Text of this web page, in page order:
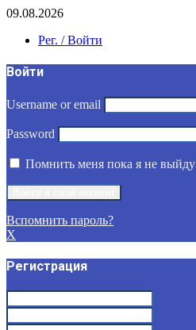
09.08.2026
Рег. / Войти
Войти
Username or email
Password
Помнить меня пока я не выйду
Вспомнить пароль?
X
Регистрация